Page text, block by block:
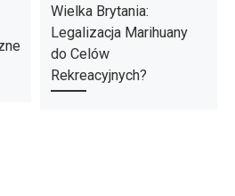
Wielka Brytania:
Legalizacja Marihuany
do Celów
Rekreacyjnych?